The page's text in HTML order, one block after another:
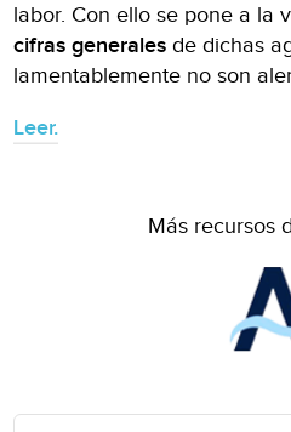
labor. Con ello se pone a la
cifras generales de dichas
lamentablemente no son
Leer.
Más recursos